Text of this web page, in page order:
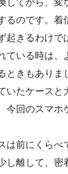
してから、
のです。
起きるわけ
ている時は
きもありま
たケースと
回のスマホ
前にくらべ
し離して、